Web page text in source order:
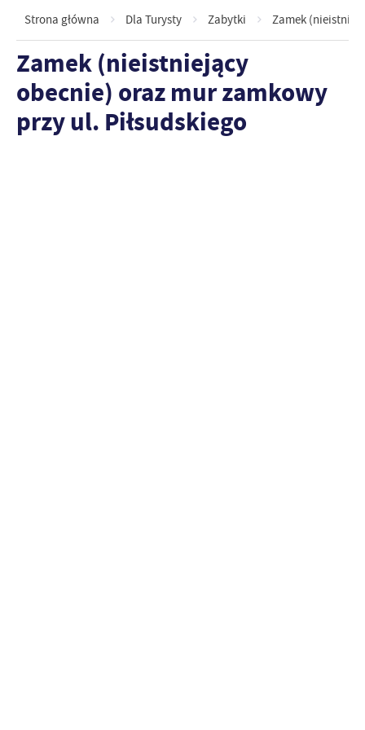
Strona główna Dla Turysty Zabytki Zamek
Zamek (nieistniejący
obecnie) oraz mur zamkowy
przy ul. Piłsudskiego